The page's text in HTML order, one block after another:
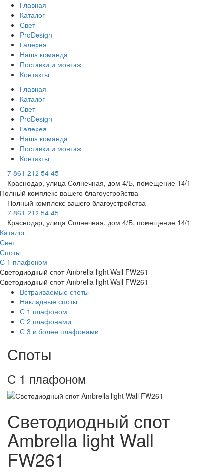
Главная
Каталог
Свет
ProDesign
Галерея
Наша команда
Поставки и монтаж
Контакты
Главная
Каталог
Свет
ProDesign
Галерея
Наша команда
Поставки и монтаж
Контакты
7 861 212 54 45
Краснодар, улица Солнечная, дом 4/Б, помещение 14/1
Полный комплекс вашего благоустройства
Полный комплекс вашего благоустройства
7 861 212 54 45
Краснодар, улица Солнечная, дом 4/Б, помещение 14/1
Каталог
Свет
Споты
С 1 плафоном
Светодиодный спот Ambrella light Wall FW261
Светодиодный спот Ambrella light Wall FW261
Встраиваемые споты
Накладные споты
С 1 плафоном
С 2 плафонами
С 3 и более плафонами
Споты
С 1 плафоном
Светодиодный спот
Ambrella light Wall
FW261